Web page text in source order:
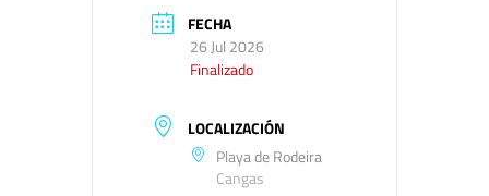
FECHA
26 Jul 2026
Finalizado
LOCALIZACIÓN
Playa de Rodeira
Cangas